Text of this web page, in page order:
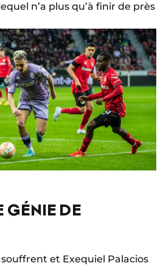
n’a plus qu’à finir de près
GÉNIE DE
et Exequiel Palacios